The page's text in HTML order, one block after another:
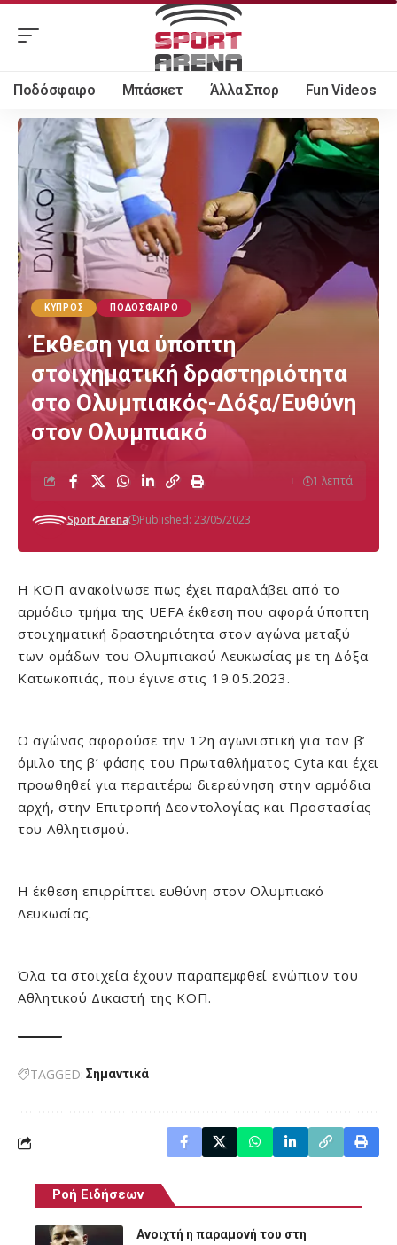
Ποδόσφαιρο Μπάσκετ Άλλα Σπορ Fun Videos
ΚΎΠΡΟΣ ΠΟΔΌΣΦΑΙΡΟ
Έκθεση για ύποπτη
στοιχηματική δραστηριότητα
στο Ολυμπιακός-Δόξα/Ευθύνη
στον Ολυμπιακό
Sport Arena Published: 23/05/2023
1 λεπτά
Η ΚΟΠ ανακοίνωσε πως έχει παραλάβει από το
αρμόδιο τμήμα της UEFA έκθεση που αφορά ύποπτη
στοιχηματική δραστηριότητα στον αγώνα μεταξύ
των ομάδων του Ολυμπιακού Λευκωσίας με τη Δόξα
Κατωκοπιάς, που έγινε στις 19.05.2023.
Ο αγώνας αφορούσε την 12η αγωνιστική για τον β’
όμιλο της β’ φάσης του Πρωταθλήματος Cyta και έχει
προωθηθεί για περαιτέρω διερεύνηση στην αρμόδια
αρχή, στην Επιτροπή Δεοντολογίας και Προστασίας
του Αθλητισμού.
Η έκθεση επιρρίπτει ευθύνη στον Ολυμπιακό
Λευκωσίας.
Όλα τα στοιχεία έχουν παραπεμφθεί ενώπιον του
Αθλητικού Δικαστή της ΚΟΠ.
TAGGED: Σημαντικά
Ροή Ειδήσεων
Ανοιχτή η παραμονή του στη